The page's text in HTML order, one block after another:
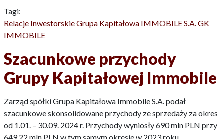
Tagi:
Relacje InwestorskieGrupa Kapitałowa IMMOBILE S.A.GK
IMMOBILE
Szacunkowe przychody
Grupy Kapitałowej Immobile
Zarząd spółki Grupa Kapitałowa Immobile S.A. podał
szacunkowe skonsolidowane przychody ze sprzedaży za okres
od 1.01. – 30.09. 2024 r. Przychody wyniosły 690 mln PLN przy